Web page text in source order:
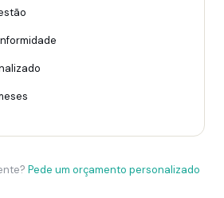
Pede um orçamento personalizado